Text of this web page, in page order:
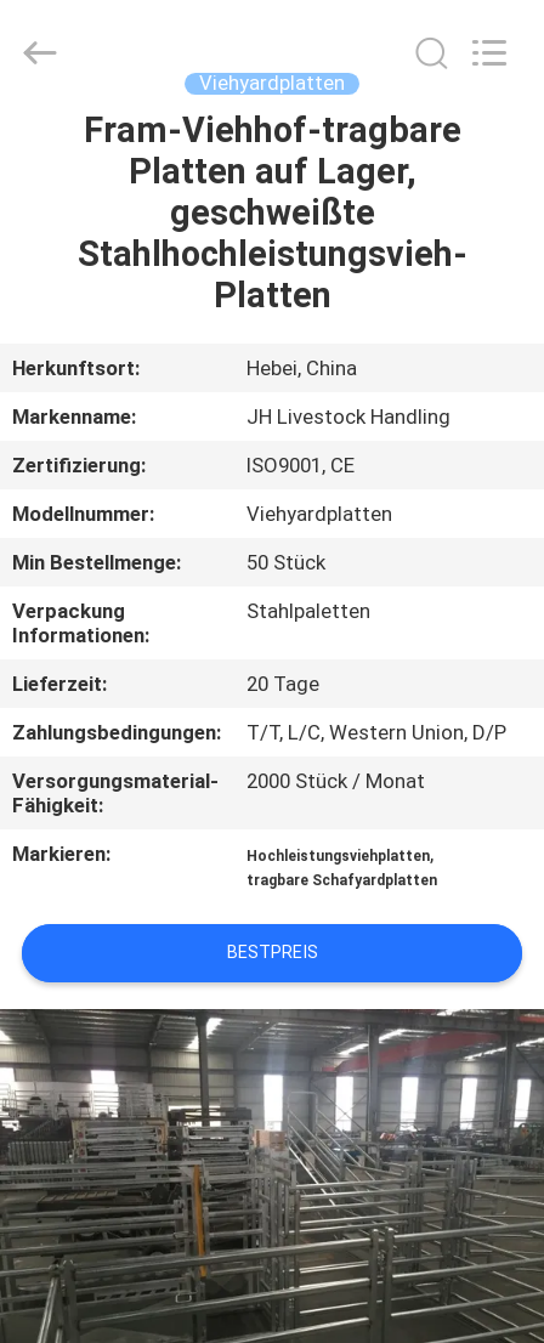
HAUS
PRODUKTE
FABRIK-
QUALITÄTSKONTROLLE
TRETEN
SIE
MIT
UNS
IN
VERBINDUNG
SIE
EIN
ZITAT
SITEMAP
DATENSCHUTZRICHTLINIE
Viehyardplatten
Fram-Viehhof-tragbare
Platten auf Lager,
geschweißte
Stahlhochleistungsvieh-
Platten
Herkunftsort:
Hebei, China
Markenname:
JH Livestock Handling
Zertifizierung:
ISO9001, CE
Modellnummer:
Viehyardplatten
Min Bestellmenge:
50 Stück
Verpackung
Informationen:
Stahlpaletten
Lieferzeit:
20 Tage
Zahlungsbedingungen:
T/T, L/C, Western Union, D/P
Versorgungsmaterial-
Fähigkeit:
2000 Stück / Monat
Markieren: Hochleistungsviehplatten,
tragbare Schafyardplatten
BESTPREIS